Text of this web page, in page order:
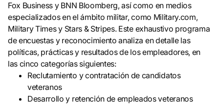
Fox Business y BNN Bloomberg, así como en medios
especializados en el ámbito militar, como Military.com,
Military Times y Stars & Stripes. Este exhaustivo programa
de encuestas y reconocimiento analiza en detalle las
políticas, prácticas y resultados de los empleadores, en
las cinco categorías siguientes:
Reclutamiento y contratación de candidatos
veteranos
Desarrollo y retención de empleados veteranos